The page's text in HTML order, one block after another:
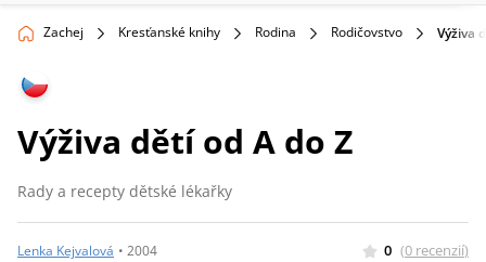
Zachej Kresťanské knihy Rodina Rodičovstvo Výživa
Výživa dětí od A do Z
Rady a recepty dětské lékařky
Lenka Kejvalová • 2004 0 (0 recenzií)